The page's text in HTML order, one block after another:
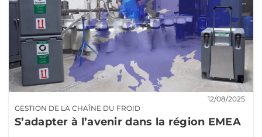
GESTION DE LA CHAÎNE DU FROID
12/08/2025
S’adapter à l’avenir dans la région EMEA